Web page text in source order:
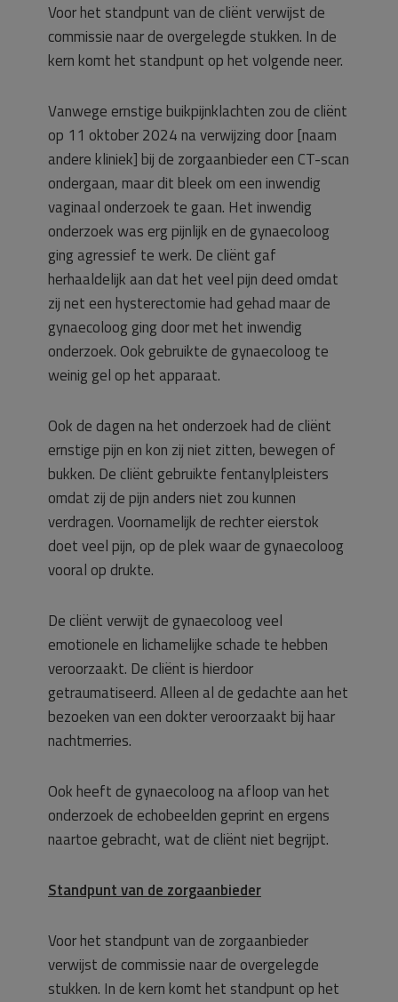
Voor het standpunt van de cliënt verwijst de
commissie naar de overgelegde stukken. In de
kern komt het standpunt op het volgende neer.
Vanwege ernstige buikpijnklachten zou de cliënt
op 11 oktober 2024 na verwijzing door [naam
andere kliniek] bij de zorgaanbieder een CT-scan
ondergaan, maar dit bleek om een inwendig
vaginaal onderzoek te gaan. Het inwendig
onderzoek was erg pijnlijk en de gynaecoloog
ging agressief te werk. De cliënt gaf
herhaaldelijk aan dat het veel pijn deed omdat
zij net een hysterectomie had gehad maar de
gynaecoloog ging door met het inwendig
onderzoek. Ook gebruikte de gynaecoloog te
weinig gel op het apparaat.
Ook de dagen na het onderzoek had de cliënt
ernstige pijn en kon zij niet zitten, bewegen of
bukken. De cliënt gebruikte fentanylpleisters
omdat zij de pijn anders niet zou kunnen
verdragen. Voornamelijk de rechter eierstok
doet veel pijn, op de plek waar de gynaecoloog
vooral op drukte.
De cliënt verwijt de gynaecoloog veel
emotionele en lichamelijke schade te hebben
veroorzaakt. De cliënt is hierdoor
getraumatiseerd. Alleen al de gedachte aan het
bezoeken van een dokter veroorzaakt bij haar
nachtmerries.
Ook heeft de gynaecoloog na afloop van het
onderzoek de echobeelden geprint en ergens
naartoe gebracht, wat de cliënt niet begrijpt.
Standpunt van de zorgaanbieder
Voor het standpunt van de zorgaanbieder
verwijst de commissie naar de overgelegde
stukken. In de kern komt het standpunt op het